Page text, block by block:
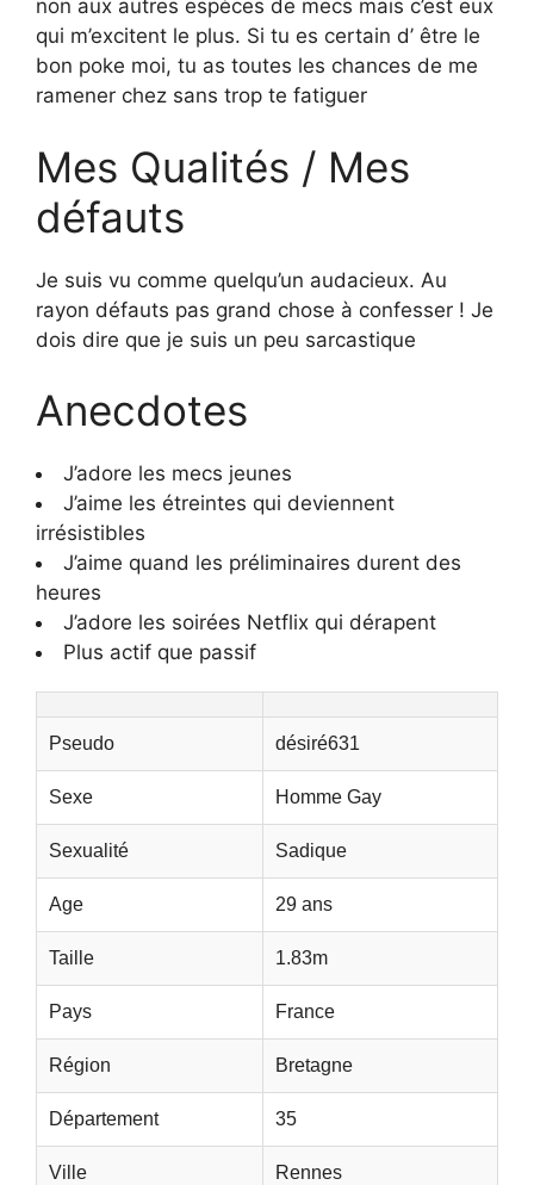
non aux autres espèces de mecs mais c’est eux
qui m’excitent le plus. Si tu es certain d’ être le
bon poke moi, tu as toutes les chances de me
ramener chez sans trop te fatiguer
Mes Qualités / Mes
défauts
Je suis vu comme quelqu’un audacieux. Au
rayon défauts pas grand chose à confesser ! Je
dois dire que je suis un peu sarcastique
Anecdotes
J’adore les mecs jeunes
J’aime les étreintes qui deviennent
irrésistibles
J’aime quand les préliminaires durent des
heures
J’adore les soirées Netflix qui dérapent
Plus actif que passif
Pseudo désiré631
Sexe Homme Gay
Sexualité Sadique
Age 29 ans
Taille 1.83m
Pays France
Région Bretagne
Département 35
Ville Rennes